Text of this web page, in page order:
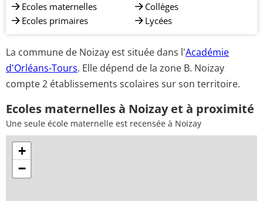
Ecoles maternelles
Ecoles primaires
Collèges
Lycées
La commune de Noizay est située dans l'Académie
d'Orléans-Tours. Elle dépend de la zone B. Noizay
compte 2 établissements scolaires sur son territoire.
Ecoles maternelles à Noizay et à proximité
Une seule école maternelle est recensée à Noizay
+
−